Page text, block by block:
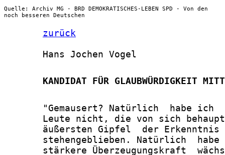
Quelle: Archiv MG - BRD DEMOKRATISCHES-LEBEN SPD - Von den
noch besseren Deutschen
zurück
       Hans Jochen Vogel
KANDIDAT FÜR GLAUBWÜRDIGKEIT